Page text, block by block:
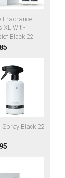
Fragrance
XL Wit -
Black 22
Spray Black 22